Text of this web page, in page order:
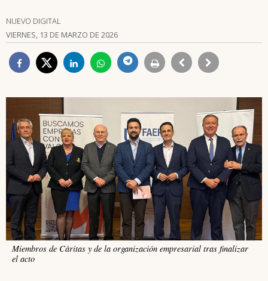
NUEVO DIGITAL
VIERNES, 13 DE MARZO DE 2026
Miembros de Cáritas y de la organización empresarial tras finalizar
el acto